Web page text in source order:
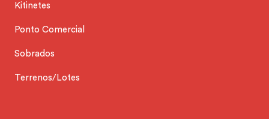
Kitinetes
Ponto Comercial
Sobrados
Terrenos/Lotes